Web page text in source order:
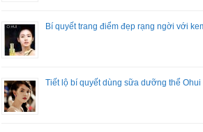
Bí quyết trang điểm đẹp rạng ngời với
Tiết lộ bí quyết dùng sữa dưỡng thể Ohui